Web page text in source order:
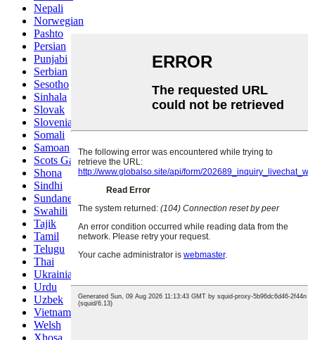
Nepali
Norwegian
Pashto
Persian
Punjabi
Serbian
Sesotho
Sinhala
Slovak
Slovenian
Somali
Samoan
Scots Gaelic
Shona
Sindhi
Sundanese
Swahili
Tajik
Tamil
Telugu
Thai
Ukrainian
Urdu
Uzbek
Vietnamese
Welsh
Xhosa